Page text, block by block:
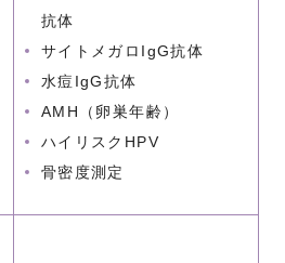
抗体
サイトメガロIgG抗体
水痘IgG抗体
AMH（卵巣年齢）
ハイリスクHPV
骨密度測定